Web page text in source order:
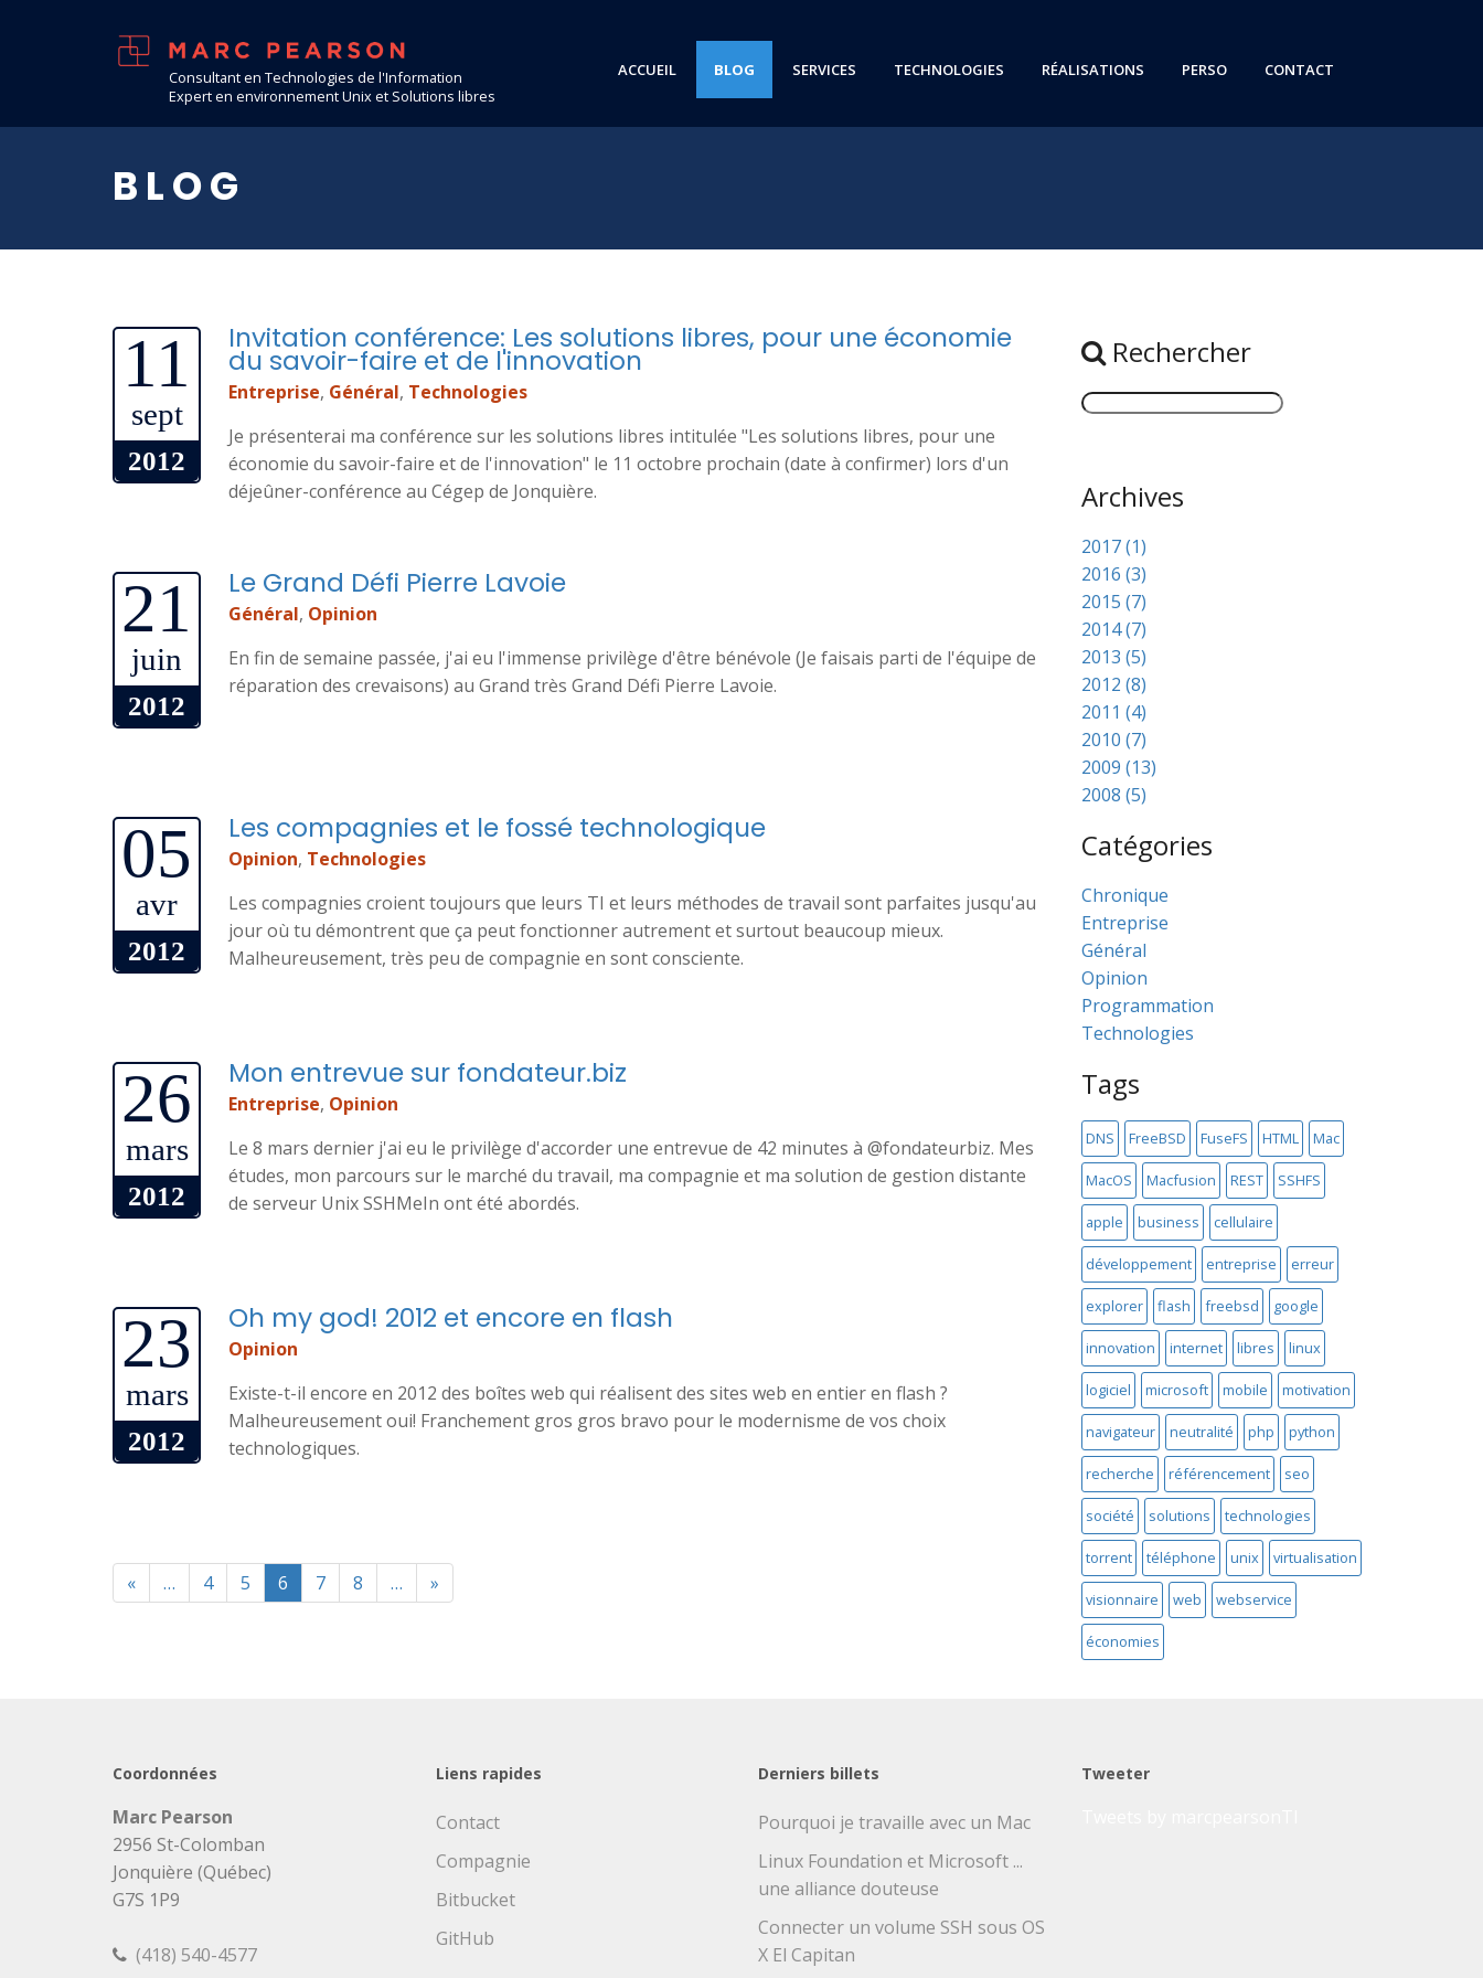
Consultant en Technologies de l'Information
Expert en environnement Unix et Solutions libres
ACCUEIL BLOG SERVICES TECHNOLOGIES RÉALISATIONS PERSO CONTACT
BLOG
11
sept
2012
Invitation conférence: Les solutions libres, pour une économie
du savoir-faire et de l'innovation
Entreprise, Général, Technologies
Je présenterai ma conférence sur les solutions libres intitulée "Les solutions libres, pour une
économie du savoir-faire et de l'innovation" le 11 octobre prochain (date à confirmer) lors d'un
déjeûner-conférence au Cégep de Jonquière.
21
juin
2012
Le Grand Défi Pierre Lavoie
Général, Opinion
En fin de semaine passée, j'ai eu l'immense privilège d'être bénévole (Je faisais parti de l'équipe de
réparation des crevaisons) au Grand très Grand Défi Pierre Lavoie.
05
avr
2012
Les compagnies et le fossé technologique
Opinion, Technologies
Les compagnies croient toujours que leurs TI et leurs méthodes de travail sont parfaites jusqu'au
jour où tu démontrent que ça peut fonctionner autrement et surtout beaucoup mieux.
Malheureusement, très peu de compagnie en sont consciente.
26
mars
2012
Mon entrevue sur fondateur.biz
Entreprise, Opinion
Le 8 mars dernier j'ai eu le privilège d'accorder une entrevue de 42 minutes à @fondateurbiz. Mes
études, mon parcours sur le marché du travail, ma compagnie et ma solution de gestion distante
de serveur Unix SSHMeIn ont été abordés.
23
mars
2012
Oh my god! 2012 et encore en flash
Opinion
Existe-t-il encore en 2012 des boîtes web qui réalisent des sites web en entier en flash ?
Malheureusement oui! Franchement gros gros bravo pour le modernisme de vos choix
technologiques.
« … 4 5 6 7 8 … »
Rechercher
Archives
2017 (1)
2016 (3)
2015 (7)
2014 (7)
2013 (5)
2012 (8)
2011 (4)
2010 (7)
2009 (13)
2008 (5)
Catégories
Chronique
Entreprise
Général
Opinion
Programmation
Technologies
Tags
DNS FreeBSD FuseFS HTML Mac
MacOS Macfusion REST SSHFS
apple business cellulaire
développement entreprise erreur
explorer flash freebsd google
innovation internet libres linux
logiciel microsoft mobile motivation
navigateur neutralité php python
recherche référencement seo
société solutions technologies
torrent téléphone unix virtualisation
visionnaire web webservice
économies
Coordonnées
Marc Pearson
2956 St-Colomban
Jonquière (Québec)
G7S 1P9
(418) 540-4577
Liens rapides
Contact
Compagnie
Bitbucket
GitHub
Derniers billets
Pourquoi je travaille avec un Mac
Linux Foundation et Microsoft ...
une alliance douteuse
Connecter un volume SSH sous OS
X El Capitan
Tweeter